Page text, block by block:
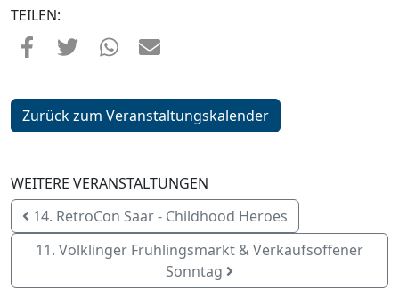
TEILEN:
Zurück zum Veranstaltungskalender
WEITERE VERANSTALTUNGEN
14. RetroCon Saar - Childhood Heroes
11. Völklinger Frühlingsmarkt & Verkaufsoffener
Sonntag